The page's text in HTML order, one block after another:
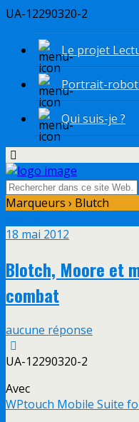
UA-12290320-2
Le projet
Portrait-
Qui suis-je ?
Marqueurs › Blutch
18 mai 2012
Blotch, Moore et
combat
aucune réponse
UA-12290320-2
Avec
WPtouch Mobile Suite